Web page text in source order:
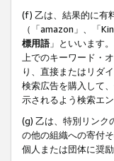
(f) 乙は、結果的に有
（「amazon」、「
標用語」といいます
上でのキーワード・
り、直接またはリダ
検索広告を購入して
示されるよう検索エ
(g) 乙は、特別リンク
の他の組織への寄付
個人または団体に奨